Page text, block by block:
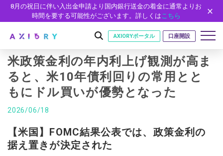
8月の祝日に伴い入出金申請より国内銀行送金の着金に通常よりお
時間を要する可能性がございます。詳しくはこちら
はじめに
はじめに
安全性
取引
取引商品
FX（通貨ペア）
取引条件
スプレッド・手数料
口座
口座の種類
口座開設
プラットフォーム
AXIORYポータル 口座開設
米政策金利の年内利上げ観測が高ま
ると、米10年債利回りの常用とと
もにドル買いが優勢となった
2026/06/18
【米国】FOMC結果公表では、政策金利の
据え置きが決定された